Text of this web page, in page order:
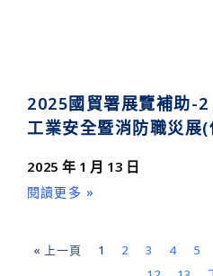
2025國貿署展覽補助-
工業安全暨消防職災展
2025 年 1 月 13 日
閱讀更多 »
« 上一頁 1 2 3 4 5